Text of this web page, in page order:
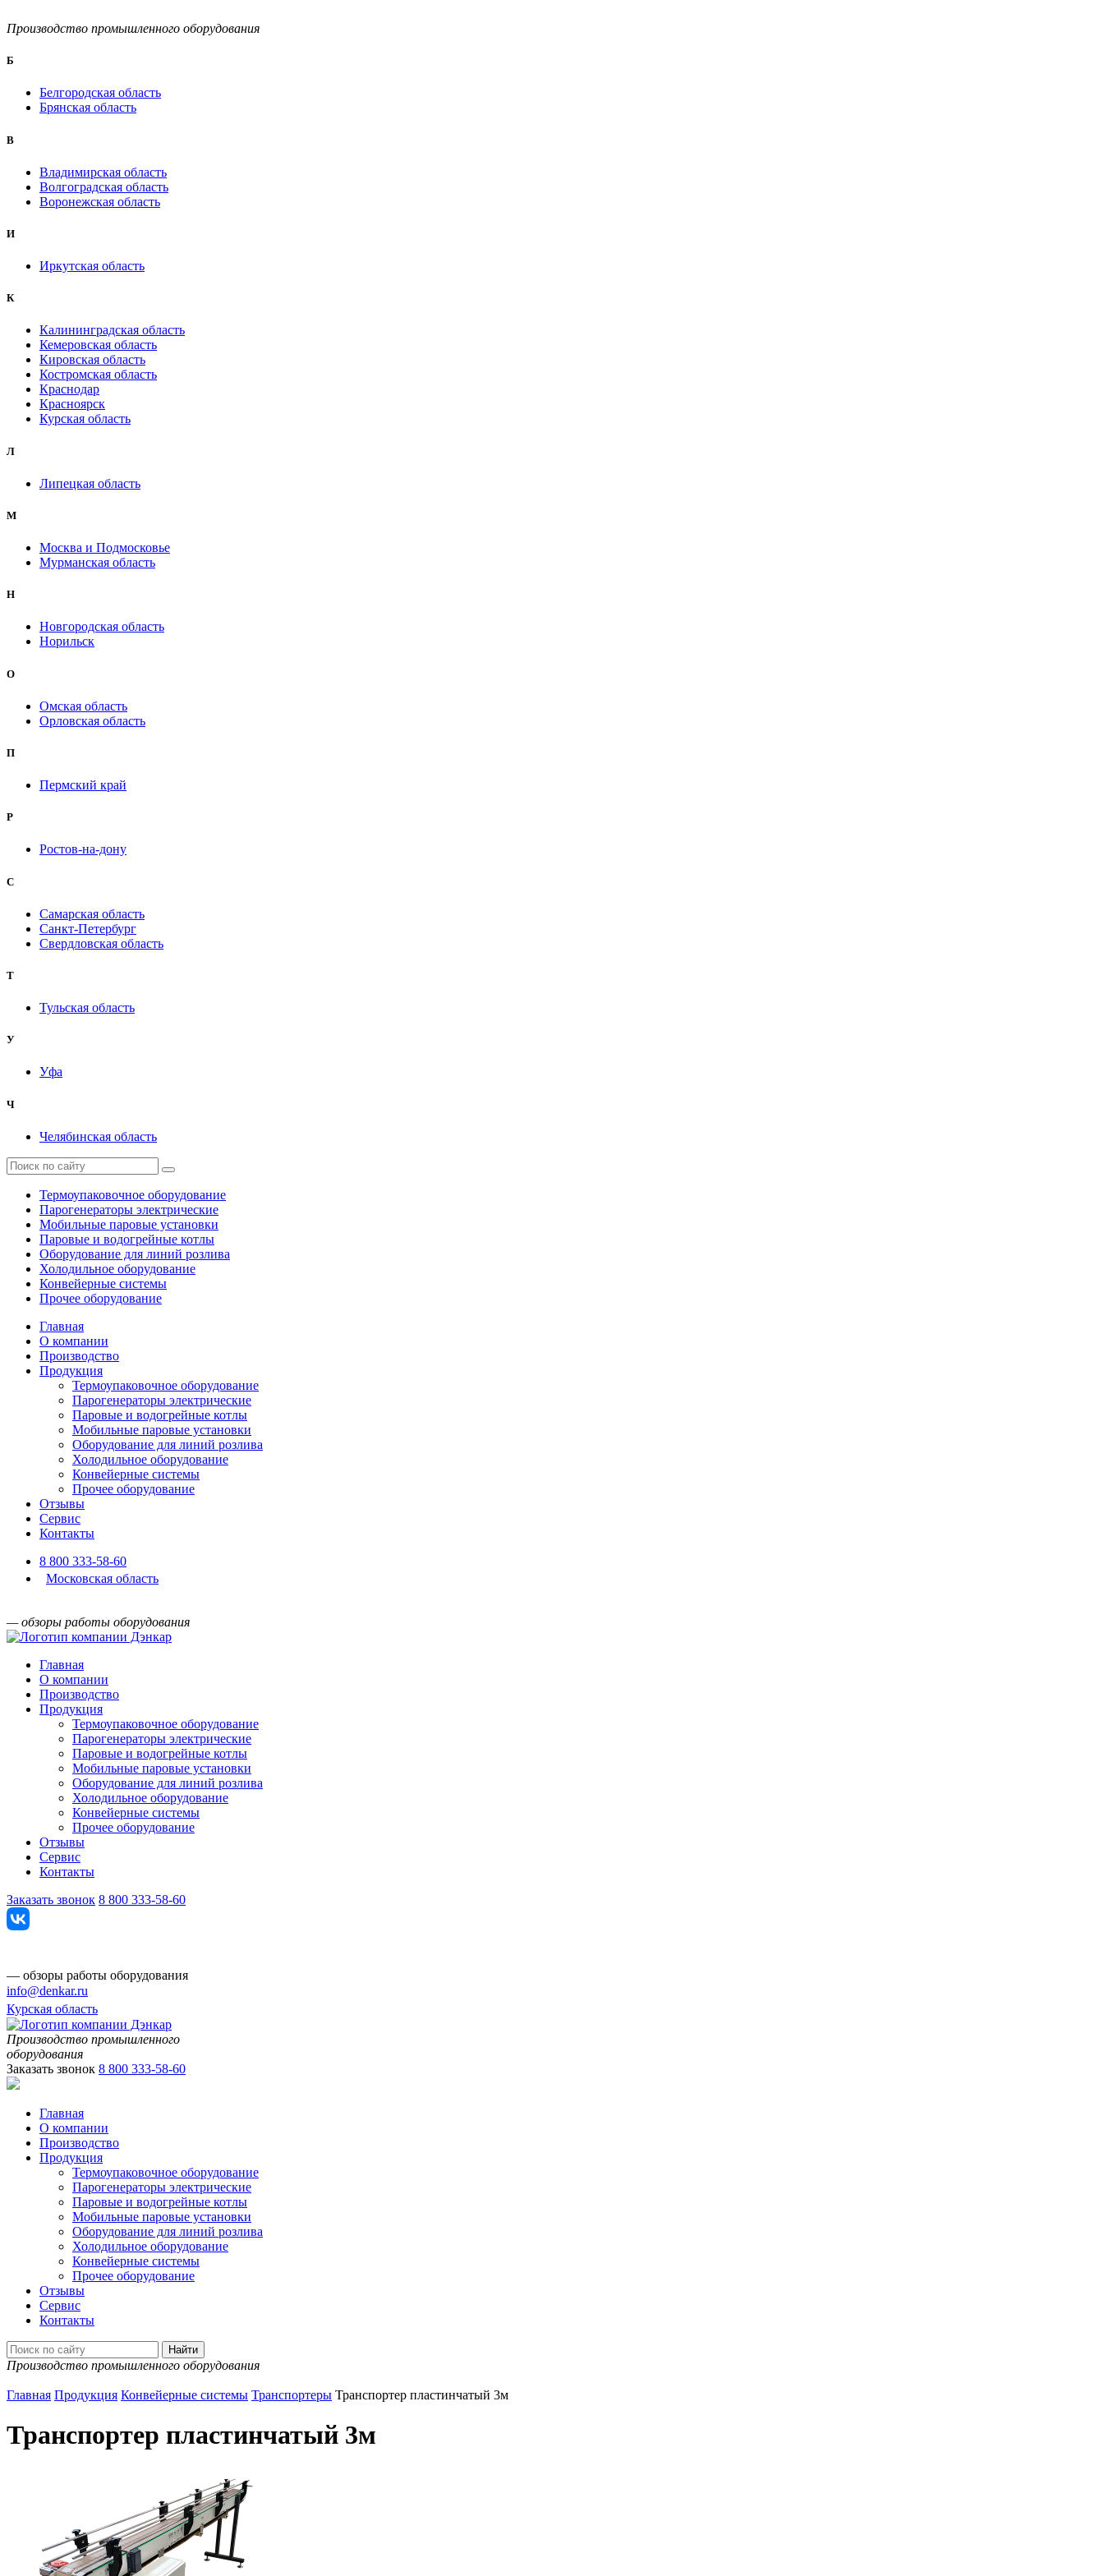
Производство промышленного оборудования
Б
Белгородская область
Брянская область
B
Владимирская область
Волгоградская область
Воронежская область
И
Иркутская область
К
Калининградская область
Кемеровская область
Кировская область
Костромская область
Краснодар
Красноярск
Курская область
Л
Липецкая область
М
Москва и Подмосковье
Мурманская область
Н
Новгородская область
Норильск
О
Омская область
Орловская область
П
Пермский край
Р
Ростов-на-дону
С
Самарская область
Санкт-Петербург
Свердловская область
Т
Тульская область
У
Уфа
Ч
Челябинская область
Термоупаковочное оборудование
Парогенераторы электрические
Мобильные паровые установки
Паровые и водогрейные котлы
Оборудование для линий розлива
Холодильное оборудование
Конвейерные системы
Прочее оборудование
Главная
О компании
Производство
Продукция
Термоупаковочное оборудование
Парогенераторы электрические
Паровые и водогрейные котлы
Мобильные паровые установки
Оборудование для линий розлива
Холодильное оборудование
Конвейерные системы
Прочее оборудование
Отзывы
Сервис
Контакты
8 800 333-58-60
Московская область
— обзоры работы оборудования
Главная
О компании
Производство
Продукция
Термоупаковочное оборудование
Парогенераторы электрические
Паровые и водогрейные котлы
Мобильные паровые установки
Оборудование для линий розлива
Холодильное оборудование
Конвейерные системы
Прочее оборудование
Отзывы
Сервис
Контакты
Заказать звонок 8 800 333-58-60
— обзоры работы оборудования
info@denkar.ru
Курская область
Производство промышленного
оборудования
Заказать звонок 8 800 333-58-60
Главная
О компании
Производство
Продукция
Термоупаковочное оборудование
Парогенераторы электрические
Паровые и водогрейные котлы
Мобильные паровые установки
Оборудование для линий розлива
Холодильное оборудование
Конвейерные системы
Прочее оборудование
Отзывы
Сервис
Контакты
Производство промышленного оборудования
Главная Продукция Конвейерные системы Транспортеры Транспортер пластинчатый 3м
Транспортер пластинчатый 3м